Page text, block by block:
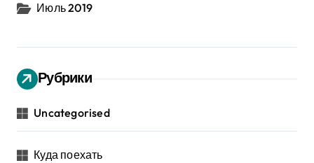
Июль 2019
Рубрики
Uncategorised
Куда поехать